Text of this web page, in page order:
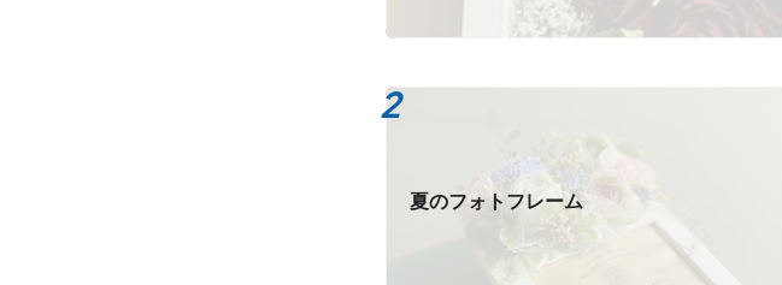
夏のフォトフレーム